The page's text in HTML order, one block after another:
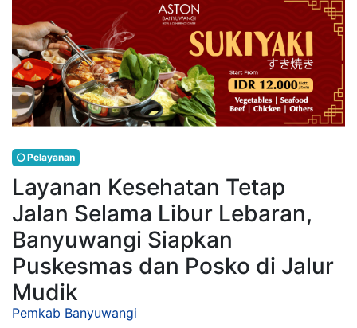
Pelayanan
Layanan Kesehatan Tetap
Jalan Selama Libur Lebaran,
Banyuwangi Siapkan
Puskesmas dan Posko di Jalur
Mudik
Pemkab Banyuwangi